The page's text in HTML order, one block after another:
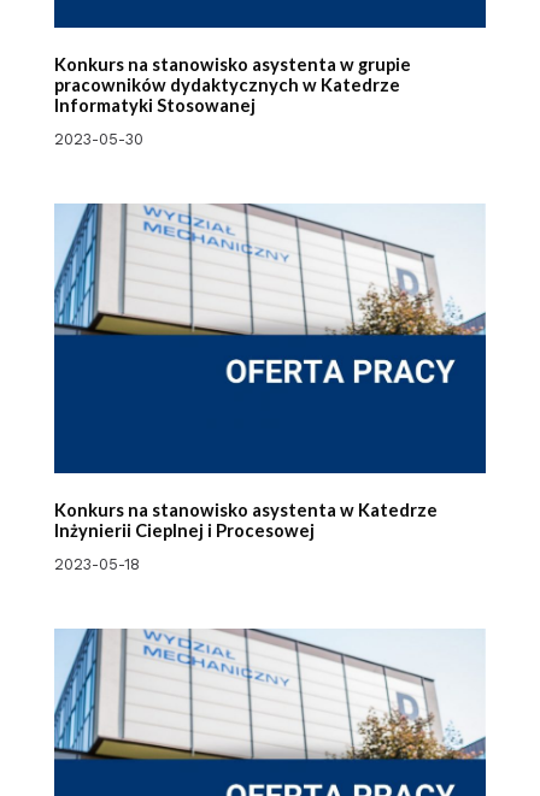
Konkurs na stanowisko asystenta w grupie
pracowników dydaktycznych w Katedrze
Informatyki Stosowanej
2023-05-30
Konkurs na stanowisko asystenta w Katedrze
Inżynierii Cieplnej i Procesowej
2023-05-18